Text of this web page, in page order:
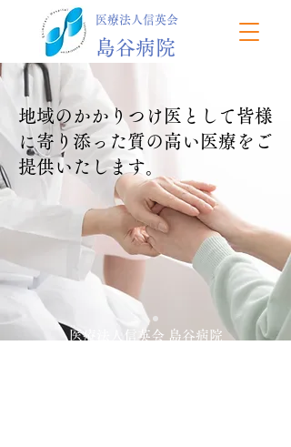
医療法人信英会
島谷病院
地域のかかりつけ医として皆様
に寄り添った質の高い医療をご
提供いたします。
医療法人信英会 島谷病院